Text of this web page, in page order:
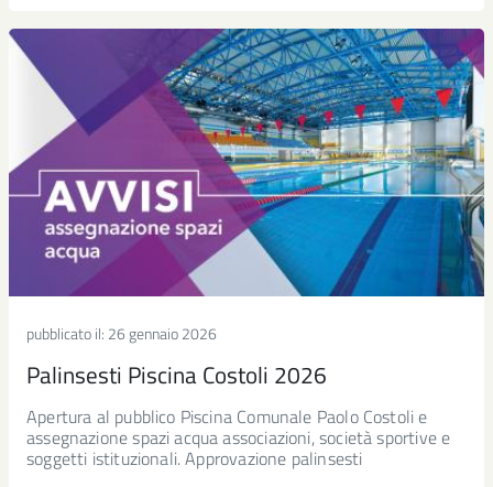
pubblicato il: 26 gennaio 2026
Palinsesti Piscina Costoli 2026
Apertura al pubblico Piscina Comunale Paolo Costoli e
assegnazione spazi acqua associazioni, società sportive e
soggetti istituzionali. Approvazione palinsesti